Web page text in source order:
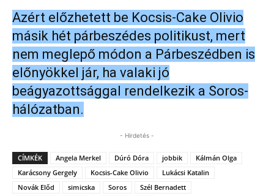
Azért előzhetett be Kocsis-Cake Olivio
másik hét párbeszédes politikust, mert
nem meglepő módon a Párbeszédben is
előnyökkel jár, ha valaki jó
beágyazottsággal rendelkezik a Soros-
hálózatban.
- Hirdetés -
CÍMKÉK Angela Merkel Dúró Dóra jobbik
Kálmán Olga
Karácsony Gergely
Kocsis-Cake Olivio
Lukácsi Katalin
Novák Előd
simicska Soros
Szél Bernadett